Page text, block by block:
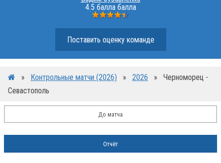
4.5 балла балла
Поставить оценку команде
» Контрольные матчи (2026) » 2026 »
Черноморец -
Севастополь
До матча
Отчёт